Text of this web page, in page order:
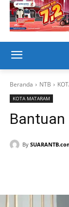
Beranda NTB
KOTA MATARAM
Bantuan
By